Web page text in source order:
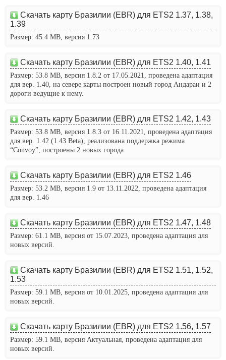
Скачать карту Бразилии (EBR) для ETS2 1.37, 1.38,
1.39
Размер: 45.4 MB, версия 1.73
Скачать карту Бразилии (EBR) для ETS2 1.40, 1.41
Размер: 53.8 MB, версия 1.8.2 от 17.05.2021, проведена адаптация
для вер. 1.40, на севере карты построен новый город Андараи и 2
дороги ведущие к нему.
Скачать карту Бразилии (EBR) для ETS2 1.42, 1.43
Размер: 53.8 MB, версия 1.8.3 от 16.11.2021, проведена адаптация
для вер. 1.42 (1.43 Beta), реализована поддержка режима
“Convoy”, построены 2 новых города.
Скачать карту Бразилии (EBR) для ETS2 1.46
Размер: 53.2 MB, версия 1.9 от 13.11.2022, проведена адаптация
для вер. 1.46
Скачать карту Бразилии (EBR) для ETS2 1.47, 1.48
Размер: 61.1 MB, версия от 15.07.2023, проведена адаптация для
новых версий.
Скачать карту Бразилии (EBR) для ETS2 1.51, 1.52,
1.53
Размер: 59.1 MB, версия от 10.01.2025, проведена адаптация для
новых версий.
Скачать карту Бразилии (EBR) для ETS2 1.56, 1.57
Размер: 59.1 MB, версия Актуальная, проведена адаптация для
новых версий.